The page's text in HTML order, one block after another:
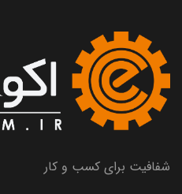
شفافیت برای کسب و کار